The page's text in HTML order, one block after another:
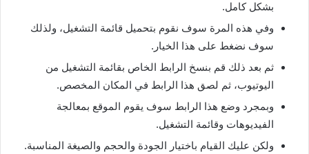
بشكل كامل.
وفي هذه المرة سوف نقوم بتحميل قائمة التشغيل، ولذلك
سوف نضغط على هذا الخيار.
ثم بعد ذلك قم بنسخ الرابط الخاص بقائمة التشغيل من
اليوتيوب، ثم لصق هذا الرابط في المكان المخصص.
وبمجرد وضع هذا الرابط سوف يقوم الموقع بمعالجة
الفيديوهات وقائمة التشغيل.
ولكن عليك القيام باختيار الجودة والحجم والصيغة المناسبة.